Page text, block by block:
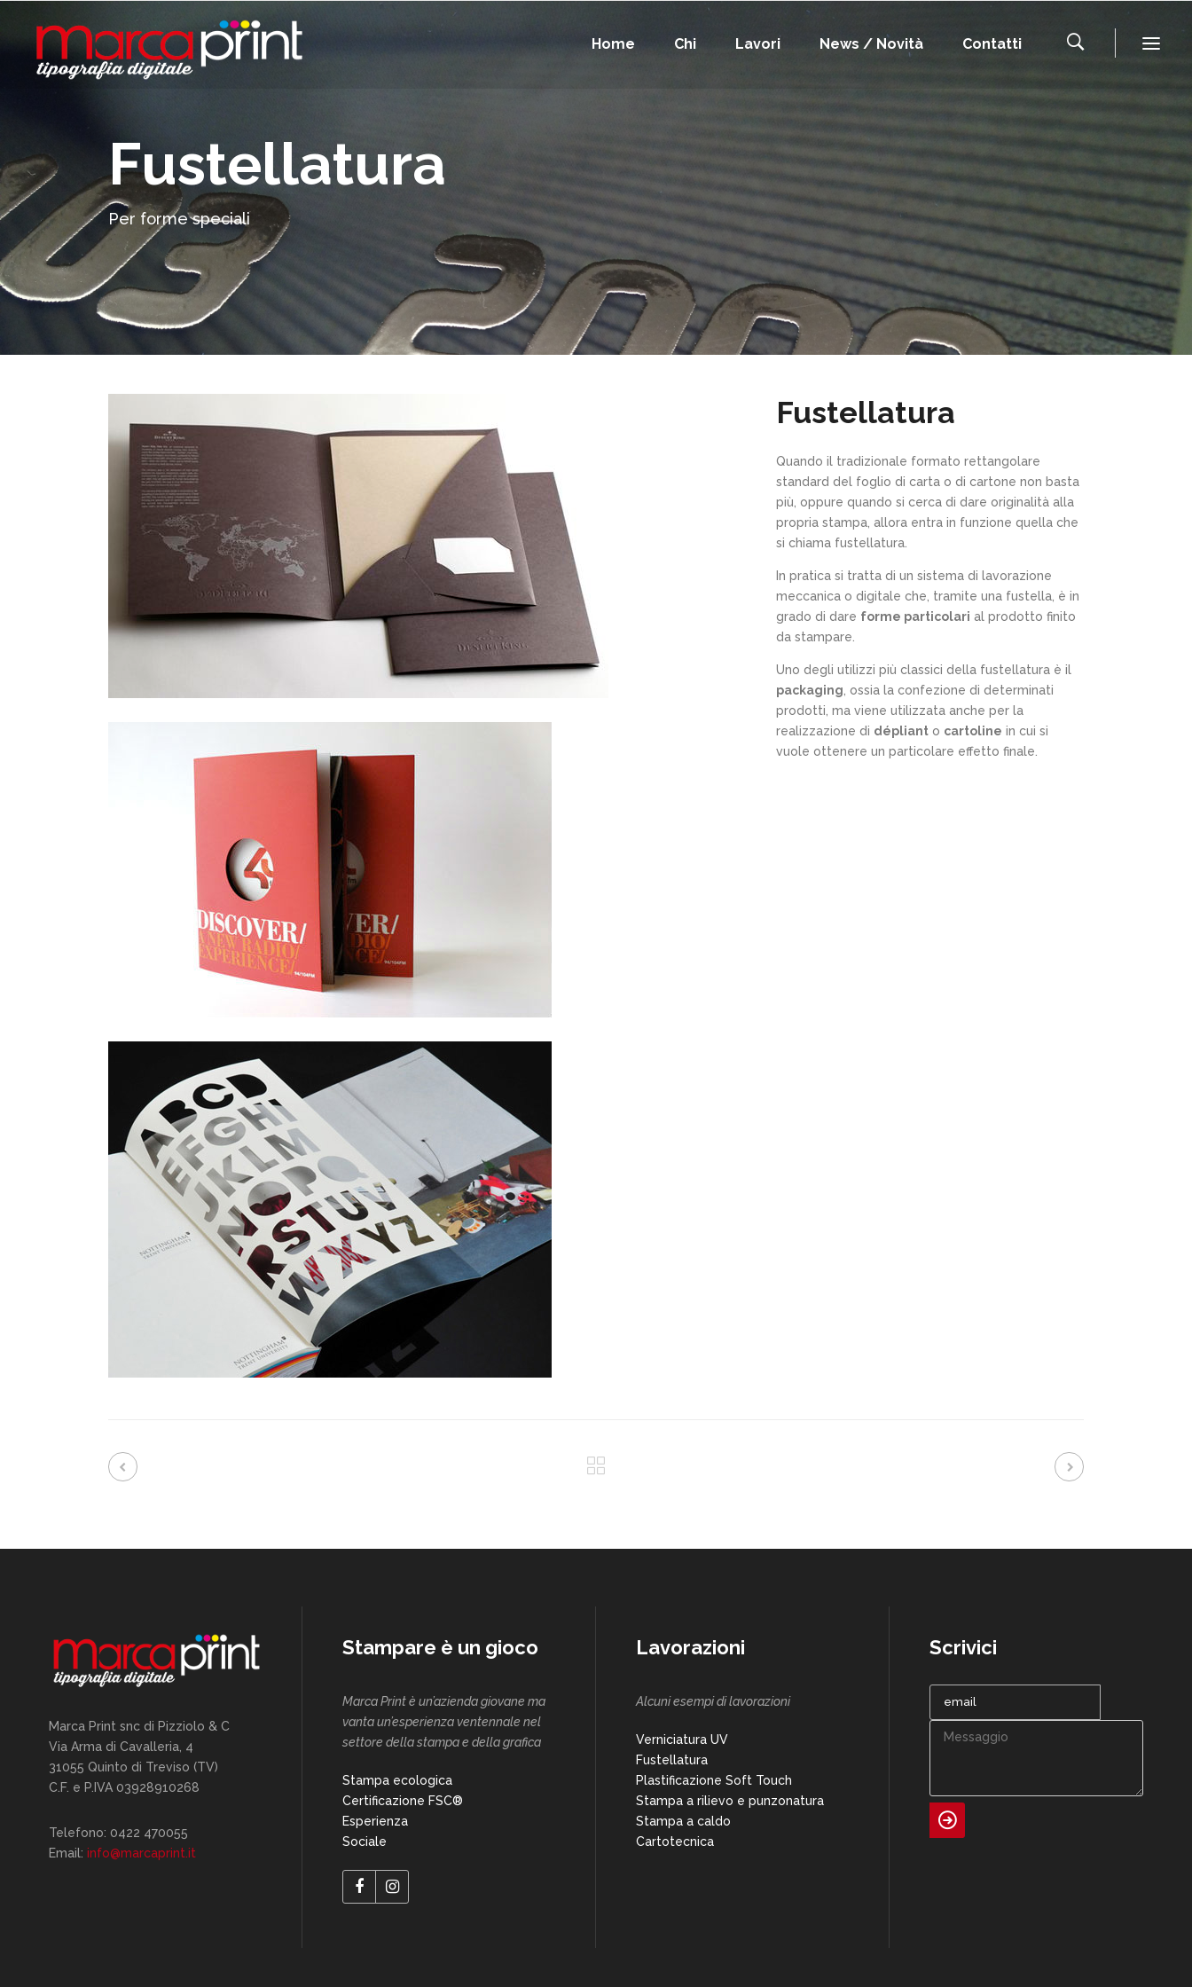
Home Chi Lavori News / Novità Contatti
Fustellatura
Per forme speciali
Fustellatura
Quando il tradizionale formato rettangolare
standard del foglio di carta o di cartone non basta
più, oppure quando si cerca di dare originalità alla
propria stampa, allora entra in funzione quella che
si chiama fustellatura.
In pratica si tratta di un sistema di lavorazione
meccanica o digitale che, tramite una fustella, è in
grado di dare forme particolari al prodotto finito
da stampare.
Uno degli utilizzi più classici della fustellatura è il
packaging , ossia la confezione di determinati
prodotti, ma viene utilizzata anche per la
realizzazione di dépliant o cartoline in cui si
vuole ottenere un particolare effetto finale.
Marca Print snc di Pizziolo & C
Via Arma di Cavalleria, 4
31055 Quinto di Treviso (TV)
C.F. e P.IVA 03928910268
Telefono: 0422 470055
Email: info@marcaprint.it
Stampare è un gioco
Marca Print è un’azienda giovane ma
vanta un’esperienza ventennale nel
settore della stampa e della grafica
Stampa ecologica
Certificazione FSC®
Esperienza
Sociale
Lavorazioni
Alcuni esempi di lavorazioni
Verniciatura UV
Fustellatura
Plastificazione Soft Touch
Stampa a rilievo e punzonatura
Stampa a caldo
Cartotecnica
Scrivici